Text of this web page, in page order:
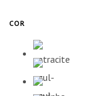
COR